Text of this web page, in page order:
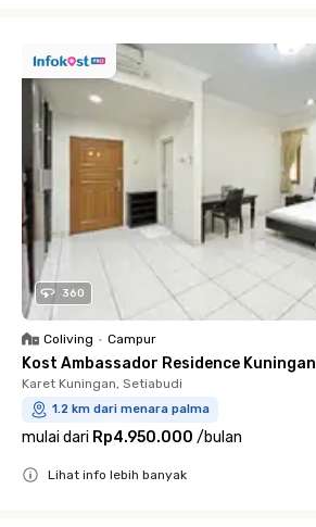
360
Coliving • Campur
Kost Ambassador Residence Kuningan
Karet Kuningan, Setiabudi
1.2 km dari menara palma
mulai dari Rp4.950.000 /bulan
Lihat info lebih banyak